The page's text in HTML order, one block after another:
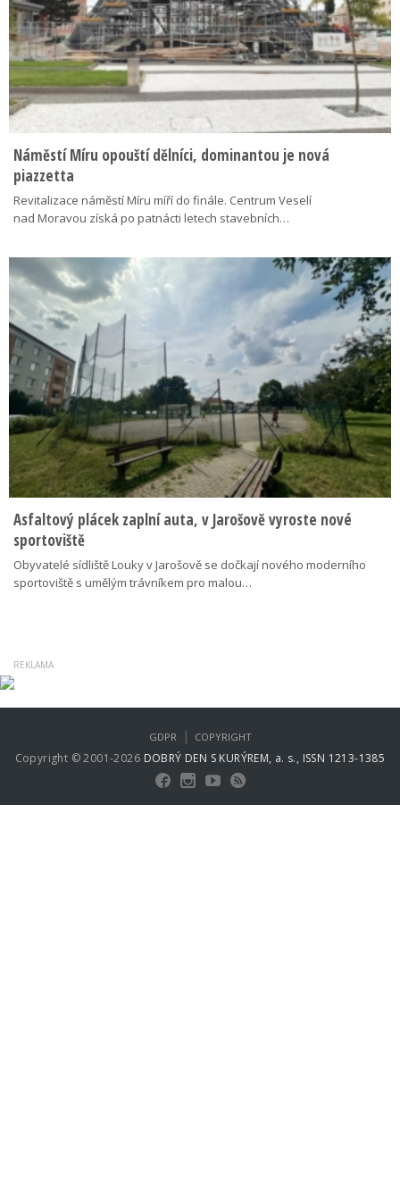
Náměstí Míru opouští dělníci, dominantou je nová
piazzetta
Revitalizace náměstí Míru míří do finále. Centrum Veselí
nad Moravou získá po patnácti letech stavebních…
Asfaltový plácek zaplní auta, v Jarošově vyroste nové
sportoviště
Obyvatelé sídliště Louky v Jarošově se dočkají nového moderního
sportoviště s umělým trávníkem pro malou…
Copyright © 2001-2026 DOBRÝ DEN S KURÝREM, a. s., ISSN 1213-1385
GDPR | COPYRIGHT